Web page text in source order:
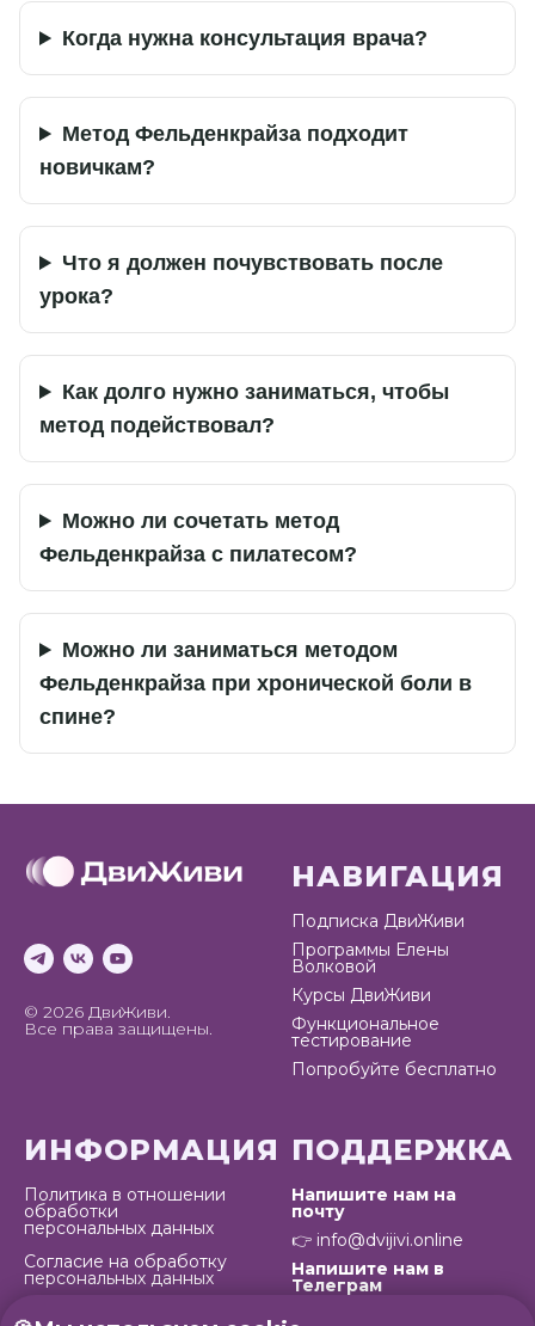
Когда нужна консультация врача?
Метод Фельденкрайза подходит
новичкам?
Что я должен почувствовать после
урока?
Как долго нужно заниматься, чтобы
метод подействовал?
Можно ли сочетать метод
Фельденкрайза с пилатесом?
Можно ли заниматься методом
Фельденкрайза при хронической боли в
спине?
© 2026 ДвиЖиви.
Все права защищены.
НАВИГАЦИЯ
Подписка ДвиЖиви
Программы Елены
Волковой
Курсы ДвиЖиви
Функциональное
тестирование
Попробуйте бесплатно
ИНФОРМАЦИЯ
Политика в отношении
обработки
персональных данных
Согласие на обработку
персональных данных
ПОДДЕРЖКА
Напишите нам на
почту
👉 info@dvijivi.online
Напишите нам в
Телеграм